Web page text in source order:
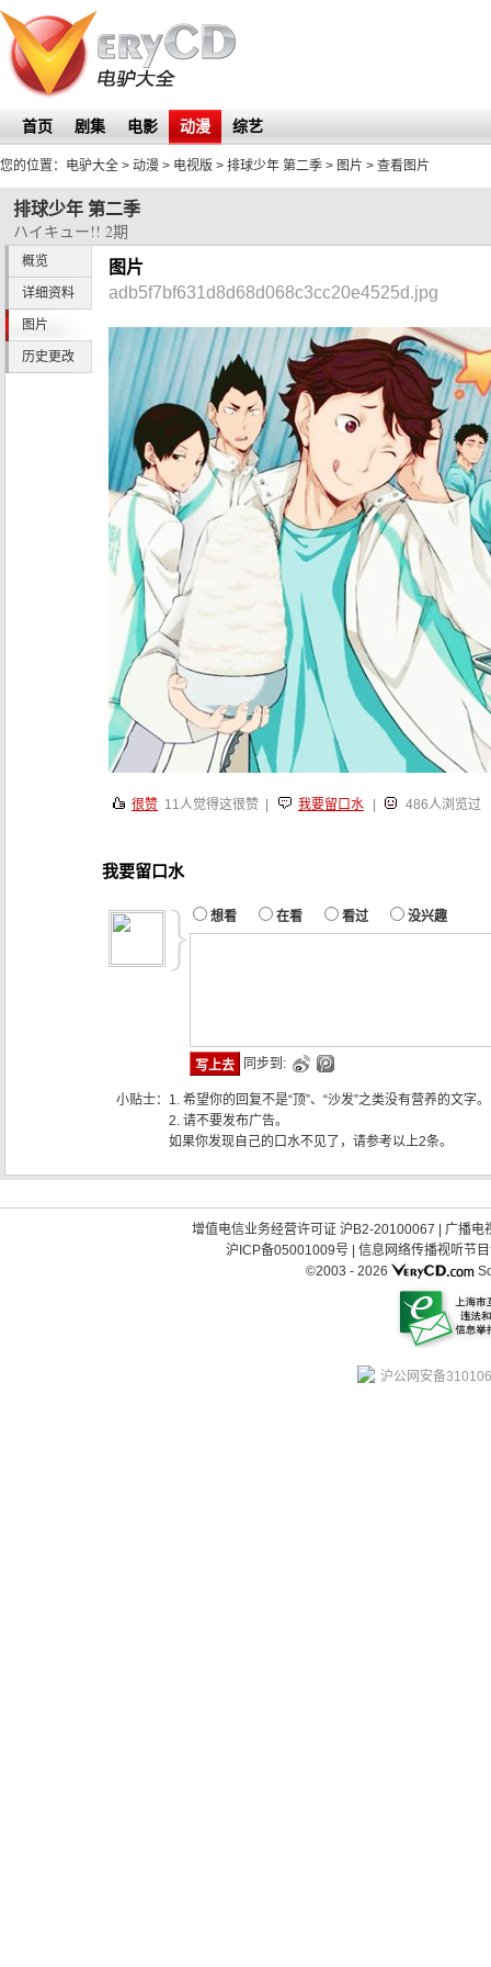
首页 剧集 电影 动漫 综艺
您的位置： 电驴大全 > 动漫 > 电视版 > 排球少年 第二季 > 图片 > 查看图片
排球少年 第二季
ハイキュー!! 2期
概览
详细资料
图片
历史更改
图片
adb5f7bf631d8d68d068c3cc20e4525d.jpg
很赞 11人觉得这很赞 | 我要留口水 486人浏览过
我要留口水
想看 在看 看过 没兴趣
同步到:
小贴士： 1. 希望你的回复不是“顶”、“沙发”之类没有营养的文字。
2. 请不要发布广告。
如果你发现自己的口水不见了，请参考以上2条。
增值电信业务经营许可证 沪B2-20100067 | 广播电
沪ICP备05001009号| 信息网络传播视听节
©2003 - 2026
沪公网安备